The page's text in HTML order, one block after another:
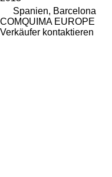
Spanien, Barcelona
COMQUIMA EUROPE
Verkäufer kontaktieren